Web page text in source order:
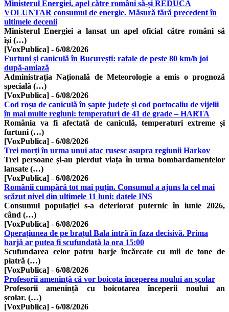
Ministerul Energiei, apel către români să-și REDUCĂ
VOLUNTAR consumul de energie. Măsură fără precedent în
ultimele decenii
Ministerul Energiei a lansat un apel oficial către români să
își (…)
[VoxPublica] - 6/08/2026
Furtuni și caniculă în București: rafale de peste 80 km/h joi
după-amiază
Administrația Națională de Meteorologie a emis o prognoză
specială (…)
[VoxPublica] - 6/08/2026
Cod roșu de caniculă în șapte județe și cod portocaliu de vijelii
în mai multe regiuni: temperaturi de 41 de grade – HARTA
România va fi afectată de caniculă, temperaturi extreme și
furtuni (…)
[VoxPublica] - 6/08/2026
Trei morți în urma unui atac rusesc asupra regiunii Harkov
Trei persoane și-au pierdut viața în urma bombardamentelor
lansate (…)
[VoxPublica] - 6/08/2026
Românii cumpără tot mai puțin. Consumul a ajuns la cel mai
scăzut nivel din ultimele 11 luni: datele INS
Consumul populației s-a deteriorat puternic în iunie 2026,
când (…)
[VoxPublica] - 6/08/2026
Operațiunea de pe brațul Bala intră în faza decisivă. Prima
barjă ar putea fi scufundată la ora 15:00
Scufundarea celor patru barje încărcate cu mii de tone de
piatră (…)
[VoxPublica] - 6/08/2026
Profesorii amenință că vor boicota începerea noului an școlar
Profesorii amenință cu boicotarea începerii noului an
școlar. (…)
[VoxPublica] - 6/08/2026